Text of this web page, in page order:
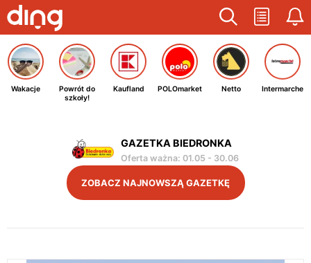
Wakacje
Powrót do
szkoły!
Kaufland POLOmarket Netto Intermarche
GAZETKA BIEDRONKA
Oferta ważna: 01.05 - 30.06
ZOBACZ NAJNOWSZĄ GAZETKĘ